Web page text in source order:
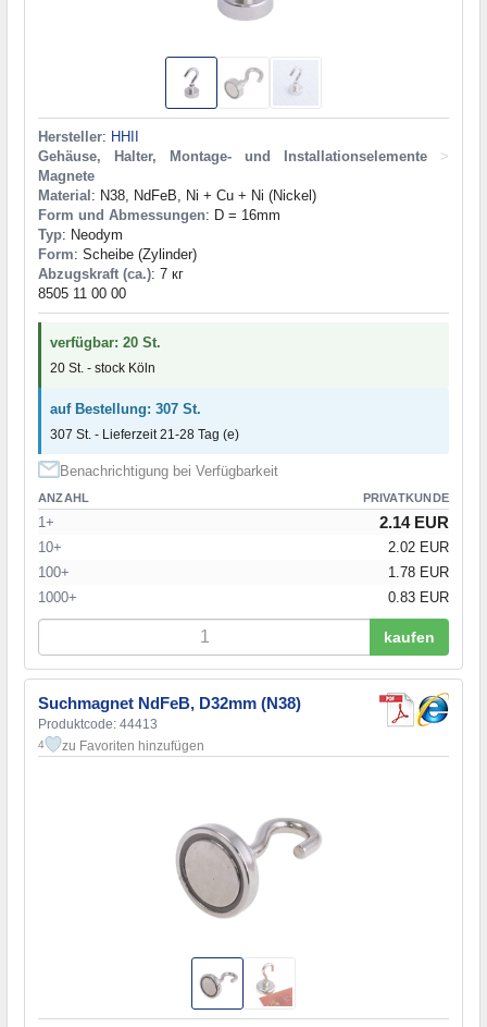
Hersteller: HHII
Gehäuse, Halter, Montage- und Installationselemente
>
Magnete
Material : N38, NdFeB, Ni + Cu + Ni (Nickel)
Form und Abmessungen: D = 16mm
Typ: Neodym
Form: Scheibe (Zylinder)
Abzugskraft (ca.): 7 кг
8505 11 00 00
verfügbar: 20 St.
20 St. - stock Köln
auf Bestellung: 307 St.
307 St. - Lieferzeit 21-28 Tag (e)
Benachrichtigung bei Verfügbarkeit
ANZAHL PRIVATKUNDE
1+ 2.14 EUR
10+
2.02 EUR
100+
1.78 EUR
1000+
0.83 EUR
kaufen
Suchmagnet NdFeB, D32mm (N38)
Produktcode: 44413
4 zu Favoriten hinzufügen